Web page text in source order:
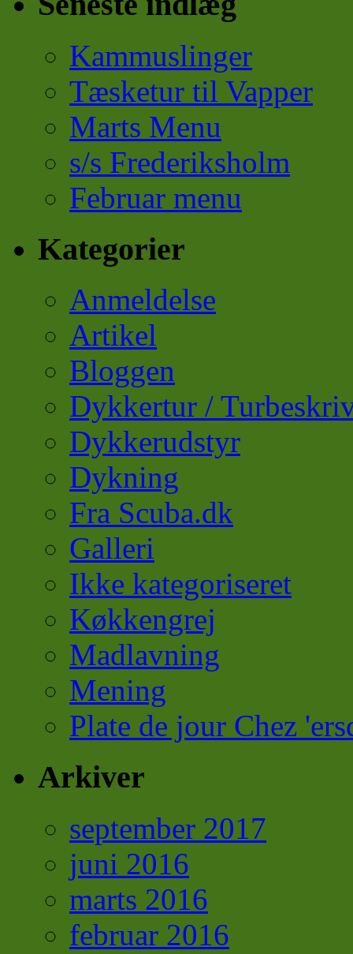
Kammuslinger
Tæsketur til Vapper
Marts Menu
s/s Frederiksholm
Februar menu
Kategorier
Anmeldelse
Artikel
Bloggen
Dykkertur /
Dykkerudstyr
Dykning
Fra Scuba.dk
Galleri
Ikke kategoriseret
Køkkengrej
Madlavning
Mening
Plate de jour Chez
Arkiver
september 2017
juni 2016
marts 2016
februar 2016